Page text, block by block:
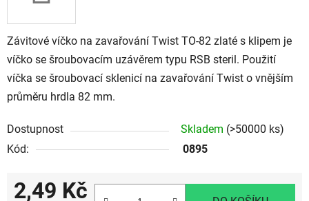
Závitové víčko na zavařování Twist TO-82 zlaté s klipem je
víčko se šroubovacím uzávěrem typu RSB steril. Použití
víčka se šroubovací sklenicí na zavařování Twist o vnějším
průměru hrdla 82 mm.
Dostupnost Skladem (>50000 ks)
Kód:
0895
2,49 Kč